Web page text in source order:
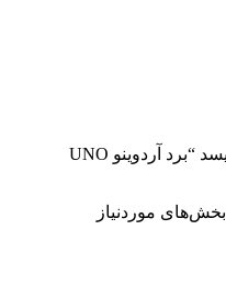
اولین کسی باشید که دیدگاهی می نویسد “برد آردوینو UNO
بخش‌های موردنیاز